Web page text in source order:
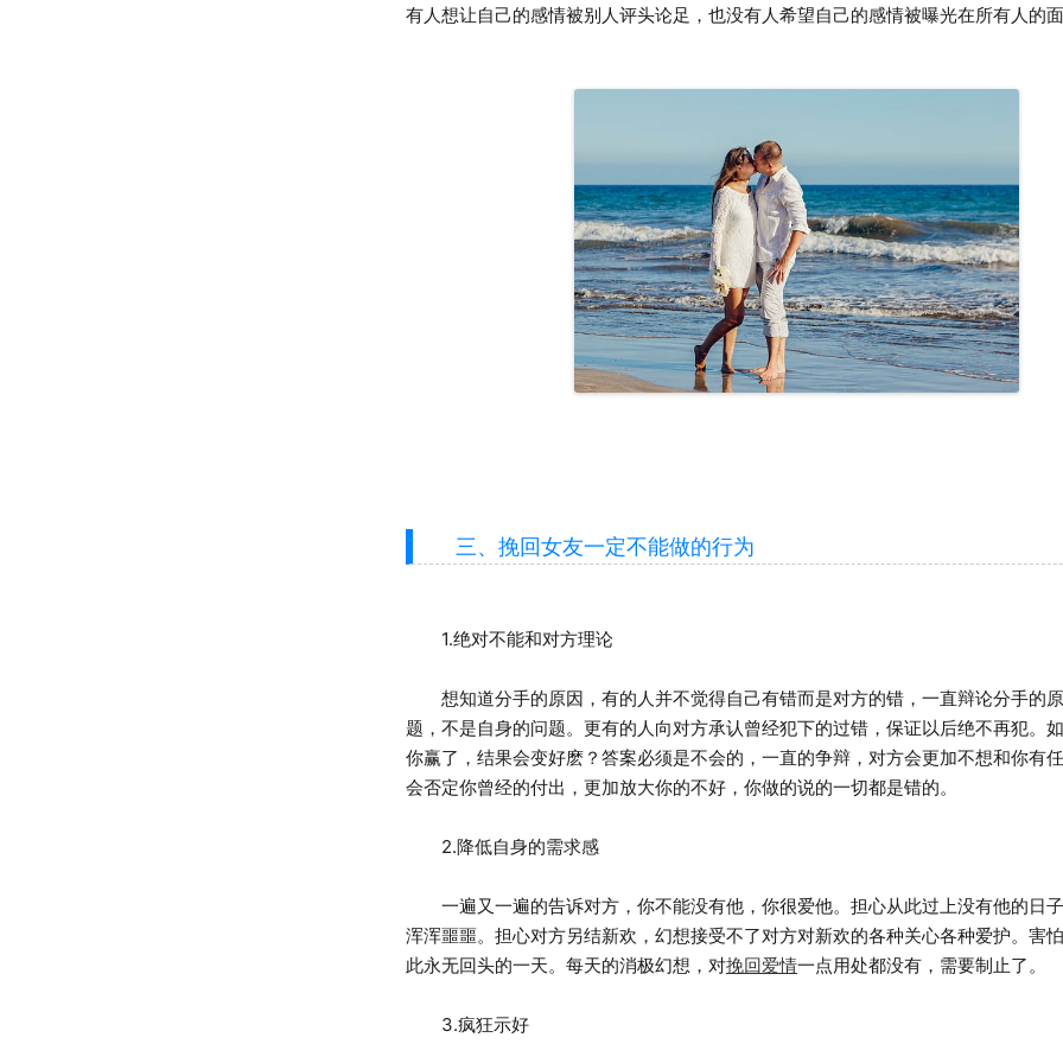
有人想让自己的感情被别人评头论足，也没有人希望自己的感情被曝光在所有人的
三、挽回女友一定不能做的行为
1.绝对不能和对方理论
想知道分手的原因，有的人并不觉得自己有错而是对方的错，一直辩论分手的
题，不是自身的问题。更有的人向对方承认曾经犯下的过错，保证以后绝不再犯。
你赢了，结果会变好麽？答案必须是不会的，一直的争辩，对方会更加不想和你有
会否定你曾经的付出，更加放大你的不好，你做的说的一切都是错的。
2.降低自身的需求感
一遍又一遍的告诉对方，你不能没有他，你很爱他。担心从此过上没有他的日
浑浑噩噩。担心对方另结新欢，幻想接受不了对方对新欢的各种关心各种爱护。害
此永无回头的一天。每天的消极幻想，对挽回爱情一点用处都没有，需要制止了。
3.疯狂示好